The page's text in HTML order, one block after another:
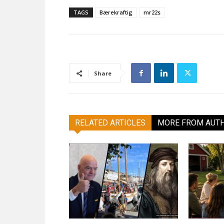
TAGS Bærekraftig mr22s
Share
RELATED ARTICLES MORE FROM